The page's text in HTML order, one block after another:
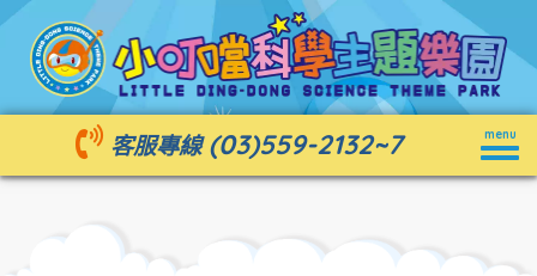
menu
客服專線 (03)559-2132~7